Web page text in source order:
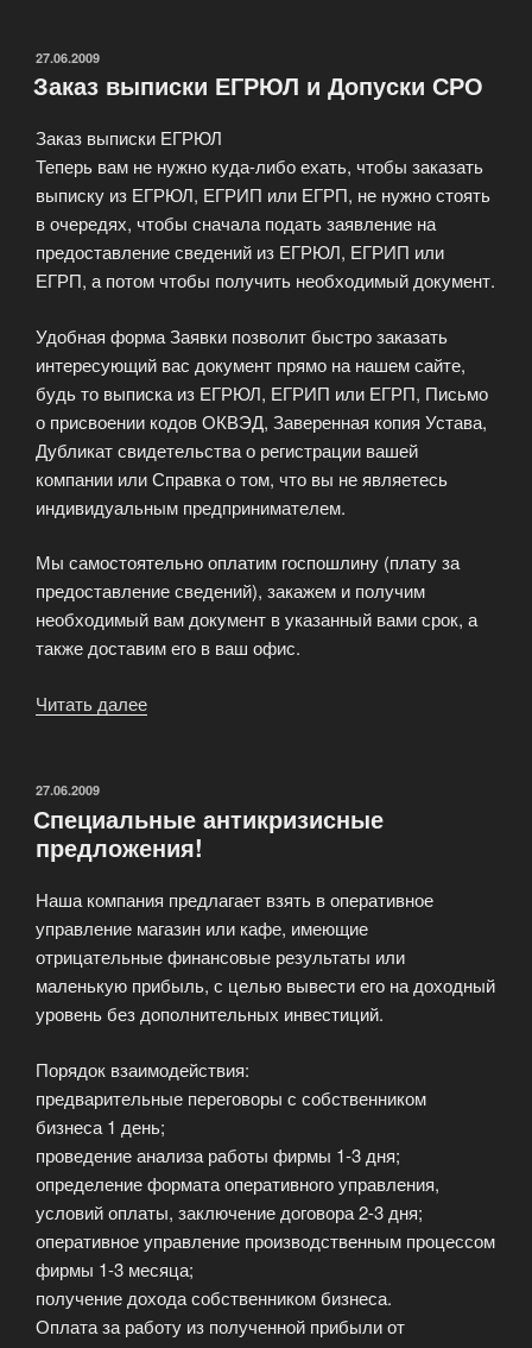
ОПУБЛИКОВАНО
27.06.2009
Заказ выписки ЕГРЮЛ и Допуски СРО
Заказ выписки ЕГРЮЛ
Теперь вам не нужно куда-либо ехать, чтобы заказать
выписку из ЕГРЮЛ, ЕГРИП или ЕГРП, не нужно стоять
в очередях, чтобы сначала подать заявление на
предоставление сведений из ЕГРЮЛ, ЕГРИП или
ЕГРП, а потом чтобы получить необходимый документ.
Удобная форма Заявки позволит быстро заказать
интересующий вас документ прямо на нашем сайте,
будь то выписка из ЕГРЮЛ, ЕГРИП или ЕГРП, Письмо
о присвоении кодов ОКВЭД, Заверенная копия Устава,
Дубликат свидетельства о регистрации вашей
компании или Справка о том, что вы не являетесь
индивидуальным предпринимателем.
Мы самостоятельно оплатим госпошлину (плату за
предоставление сведений), закажем и получим
необходимый вам документ в указанный вами срок, а
также доставим его в ваш офис.
Читать далее
Допуски
СРО»
ОПУБЛИКОВАНО
27.06.2009
Специальные антикризисные
предложения!
Наша компания предлагает взять в оперативное
управление магазин или кафе, имеющие
отрицательные финансовые результаты или
маленькую прибыль, с целью вывести его на доходный
уровень без дополнительных инвестиций.
Порядок взаимодействия:
предварительные переговоры с собственником
бизнеса 1 день;
проведение анализа работы фирмы 1-3 дня;
определение формата оперативного управления,
условий оплаты, заключение договора 2-3 дня;
оперативное управление производственным процессом
фирмы 1-3 месяца;
получение дохода собственником бизнеса.
Оплата за работу из полученной прибыли от